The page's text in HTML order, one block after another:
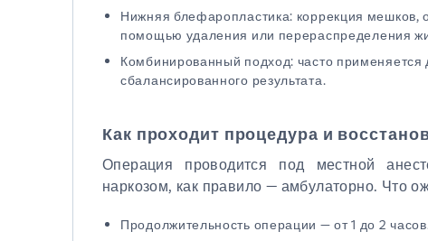
Нижняя блефаропластика: коррекция мешков,
помощью удаления или перераспределения
Комбинированный подход: часто
сбалансированного результата.
Как проходит процедура и
Операция проводится под местной
наркозом, как правило — амбулаторно. Что
Продолжительность операции — от 1 до 2